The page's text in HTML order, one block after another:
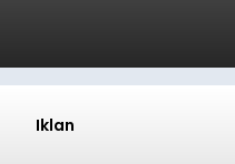
Iklan